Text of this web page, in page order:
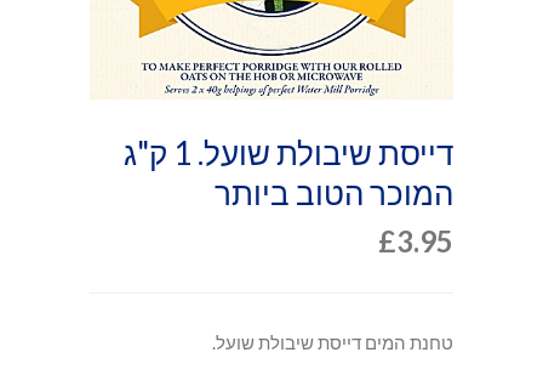
דייסת שיבולת שועל. 1 ק"ג
המוכר הטוב ביותר
£3.95
טחנת המים דייסת שיבולת שועל.